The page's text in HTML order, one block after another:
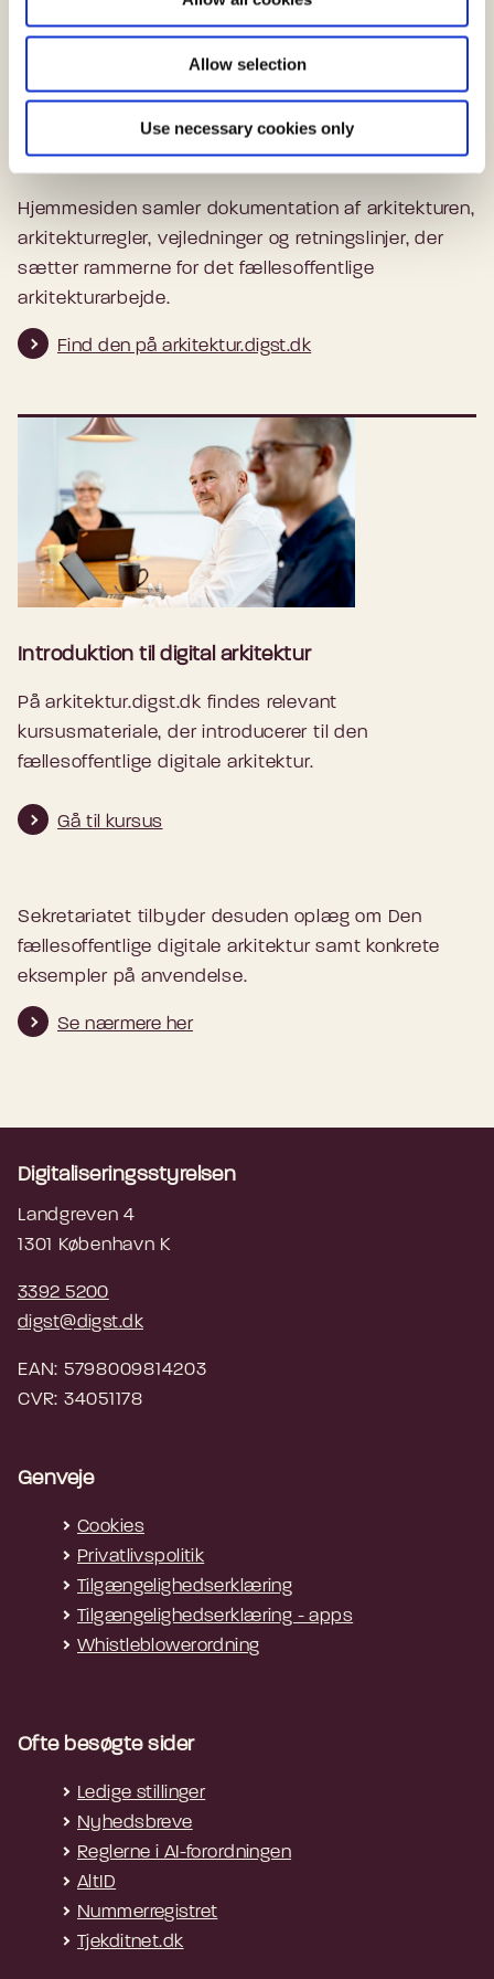
Allow selection
Use necessary cookies only
Fællesoffentlig digital arkitektur
Hjemmesiden samler dokumentation af arkitekturen,
arkitekturregler, vejledninger og retningslinjer, der
sætter rammerne for det fællesoffentlige
arkitekturarbejde.
Find den på arkitektur.digst.dk
Introduktion til digital arkitektur
På arkitektur.digst.dk findes relevant
kursusmateriale, der introducerer til den
fællesoffentlige digitale arkitektur.
Gå til kursus
Sekretariatet tilbyder desuden oplæg om Den
fællesoffentlige digitale arkitektur samt konkrete
eksempler på anvendelse.
Se nærmere her
Digitaliseringsstyrelsen
Landgreven 4
1301 København K
3392 5200
digst@digst.dk
EAN: 5798009814203
CVR: 34051178
Genveje
Cookies
Privatlivspolitik
Tilgængelighedserklæring
Tilgængelighedserklæring - apps
Whistleblowerordning
Ofte besøgte sider
Ledige stillinger
Nyhedsbreve
Reglerne i AI-forordningen
AltID
Nummerregistret
Tjekditnet.dk